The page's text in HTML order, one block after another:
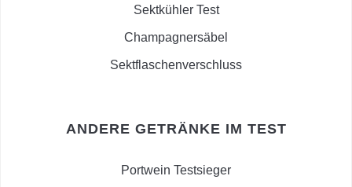
Sektkühler Test
Champagnersäbel
Sektflaschenverschluss
ANDERE GETRÄNKE IM TEST
Portwein Testsieger